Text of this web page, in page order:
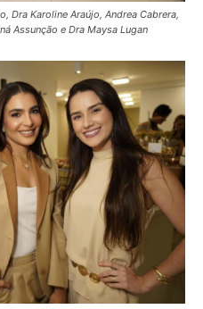
Dra Karoline Araújo, Andrea Cabrera,
Assunção e Dra Maysa Lugan